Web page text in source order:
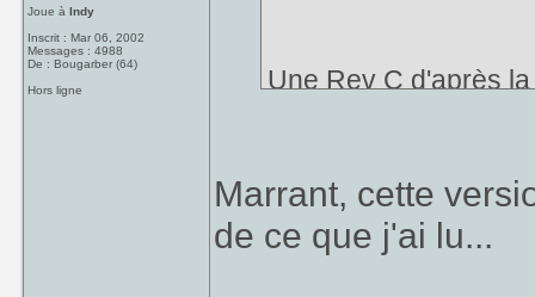
Joue àIndy
Inscrit : Mar 06, 2002
Messages : 4988
De : Bougarber (64)
Hors ligne
Une Rev C d'après
image20160308-
Marrant, cette
de ce que j'ai lu...